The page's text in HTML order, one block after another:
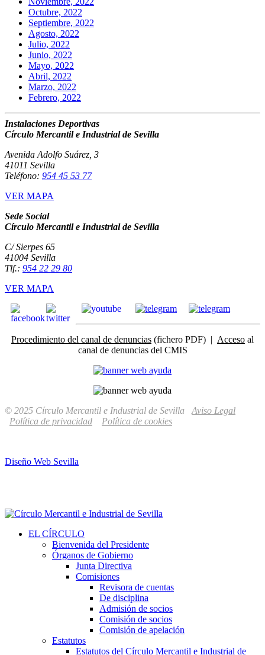
Octubre, 2022
Septiembre, 2022
Agosto, 2022
Julio, 2022
Junio, 2022
Mayo, 2022
Abril, 2022
Marzo, 2022
Febrero, 2022
Instalaciones Deportivas
Círculo Mercantil e Industrial de Sevilla
Avenida Adolfo Suárez, 3
41011 Sevilla
Teléfono: 954 45 53 77
VER MAPA
Sede Social
Círculo Mercantil e Industrial de Sevilla
C/ Sierpes 65
41004 Sevilla
Tlf.: 954 22 29 80
VER MAPA
Procedimiento del canal de denuncias (fichero PDF) | Acceso al
canal de denuncias del CMIS
© 2025 Círculo Mercantil e Industrial de Sevilla Aviso Legal
Política de privacidad
Política de cookies
Diseño Web Sevilla
EL CÍRCULO
Bienvenida del Presidente
Órganos de Gobierno
Junta Directiva
Comisiones
Revisora de cuentas
De disciplina
Admisión de socios
Comisión de socios
Comisión de apelación
Estatutos
Estatutos del Círculo Mercantil e Industrial de